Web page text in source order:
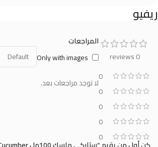
ريفيو
0 reviews
0
0
0
0
0
المراجعات
Only with images
لا توجد مراجعات بعد.